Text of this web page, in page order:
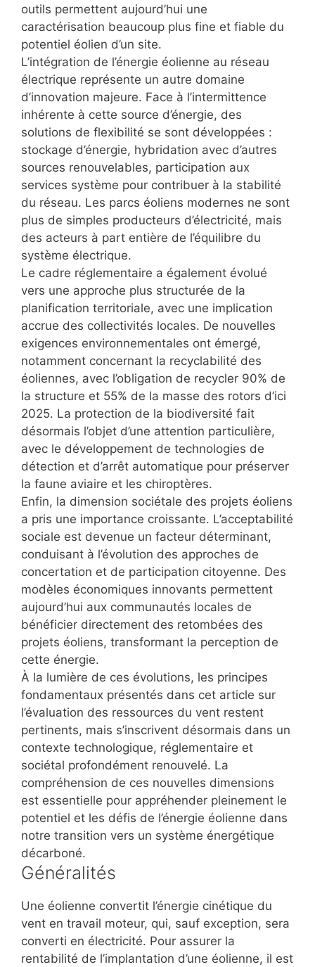
outils permettent aujourd’hui une
caractérisation beaucoup plus fine et fiable du
potentiel éolien d’un site.
L’intégration de l’énergie éolienne au réseau
électrique représente un autre domaine
d’innovation majeure. Face à l’intermittence
inhérente à cette source d’énergie, des
solutions de flexibilité se sont développées :
stockage d’énergie, hybridation avec d’autres
sources renouvelables, participation aux
services système pour contribuer à la stabilité
du réseau. Les parcs éoliens modernes ne sont
plus de simples producteurs d’électricité, mais
des acteurs à part entière de l’équilibre du
système électrique.
Le cadre réglementaire a également évolué
vers une approche plus structurée de la
planification territoriale, avec une implication
accrue des collectivités locales. De nouvelles
exigences environnementales ont émergé,
notamment concernant la recyclabilité des
éoliennes, avec l’obligation de recycler 90% de
la structure et 55% de la masse des rotors d’ici
2025. La protection de la biodiversité fait
désormais l’objet d’une attention particulière,
avec le développement de technologies de
détection et d’arrêt automatique pour préserver
la faune aviaire et les chiroptères.
Enfin, la dimension sociétale des projets éoliens
a pris une importance croissante. L’acceptabilité
sociale est devenue un facteur déterminant,
conduisant à l’évolution des approches de
concertation et de participation citoyenne. Des
modèles économiques innovants permettent
aujourd’hui aux communautés locales de
bénéficier directement des retombées des
projets éoliens, transformant la perception de
cette énergie.
À la lumière de ces évolutions, les principes
fondamentaux présentés dans cet article sur
l’évaluation des ressources du vent restent
pertinents, mais s’inscrivent désormais dans un
contexte technologique, réglementaire et
sociétal profondément renouvelé. La
compréhension de ces nouvelles dimensions
est essentielle pour appréhender pleinement le
potentiel et les défis de l’énergie éolienne dans
notre transition vers un système énergétique
décarboné.
Généralités
Une éolienne convertit l’énergie cinétique du
vent en travail moteur, qui, sauf exception, sera
converti en électricité. Pour assurer la
rentabilité de l’implantation d’une éolienne, il est